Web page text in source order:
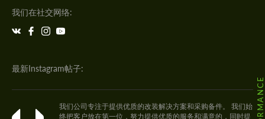
我们在社交网络:
最新Instagram帖子:
我们公司专注于提供优质的改装解决方案和采购备件。 我们始
终把客户放在第一位，努力提供优质的服务和满意的，同时提